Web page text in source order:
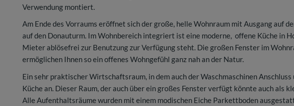
Verwendung montiert.
Am Ende des Vorraums eröffnet sich der große, helle Wohnraum mit Ausgang auf
auf den Donauturm. Im Wohnbereich integriert ist eine moderne, offene Küche in
Mieter ablösefrei zur Benutzung zur Verfügung steht. Die großen Fenster im
ermöglichen Ihnen so ein offenes Wohngefühl ganz nah an der Natur.
Ein sehr praktischer Wirtschaftsraum, in dem auch der Waschmaschinen
Küche an. Dieser Raum, der auch über ein großes Fenster verfügt könnte auch als
Alle Aufenthaltsräume wurden mit einem modischen Eiche Parkettboden